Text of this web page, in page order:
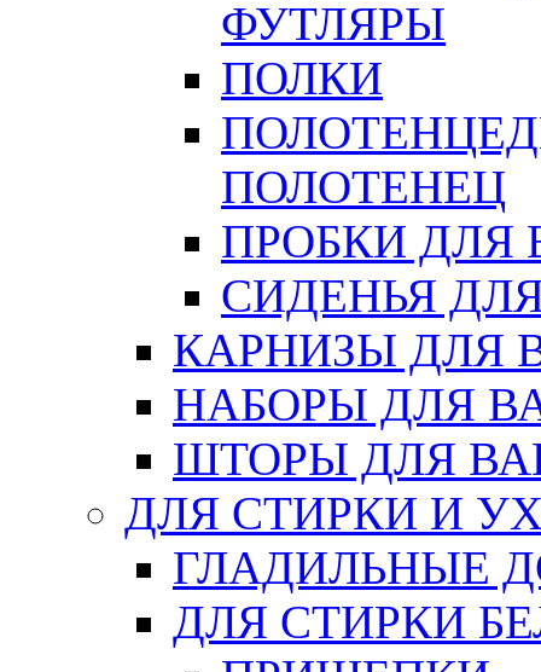
ФУТЛЯРЫ
ПОЛКИ
ПОЛОТЕНЕЦ
ПРОБКИ ДЛЯ
СИДЕНЬЯ
КАРНИЗЫ ДЛЯ
НАБОРЫ ДЛЯ
ШТОРЫ ДЛЯ
ДЛЯ СТИРКИ И
ГЛАДИЛЬНЫЕ
ДЛЯ СТИРКИ